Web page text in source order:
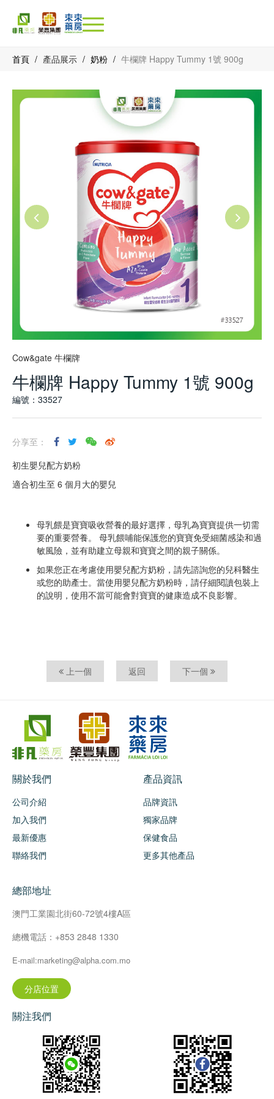
首頁 / 產品展示 / 奶粉 / 牛欄牌 Happy Tummy 1號 900g
Cow&gate 牛欄牌
牛欄牌 Happy Tummy 1號 900g
編號：33527
分享至：
初生嬰兒配方奶粉
適合初生至 6 個月大的嬰兒
母乳餵是寶寶吸收營養的最好選擇，母乳為寶寶提供一切需
要的重要營養。 母乳餵哺能保護您的寶寶免受細菌感染和過
敏風險，並有助建立母親和寶寶之間的親子關係。
如果您正在考慮使用嬰兒配方奶粉，請先諮詢您的兒科醫生
或您的助產士。當使用嬰兒配方奶粉時，請仔細閱讀包裝上
的說明，使用不當可能會對寶寶的健康造成不良影響。
上一個 返回 下一個
關於我們
公司介紹
加入我們
最新優惠
聯絡我們
產品資訊
品牌資訊
獨家品牌
保健食品
更多其他產品
總部地址
澳門工業園北街60-72號4樓A區
總機電話：+853 2848 1330
E-mail:marketing@alpha.com.mo
分店位置
關注我們